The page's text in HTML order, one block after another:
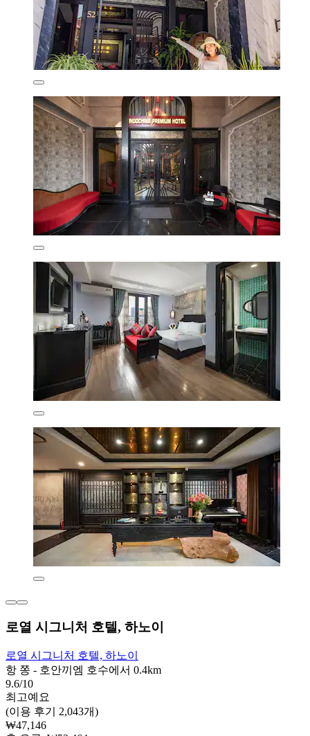
로열 시그니처 호텔, 하노이
로열 시그니처 호텔, 하노이
항 쫑 - 호안끼엠 호수에서 0.4km
9.6/10
최고예요
(이용 후기 2,043개)
₩47,146